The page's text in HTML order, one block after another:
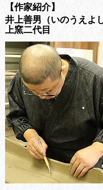
【作家紹介】
井上善男（いのうえよ
上窯二代目